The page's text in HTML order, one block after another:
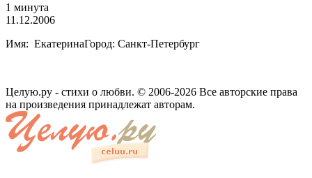
1 минута
11.12.2006
Имя: ЕкатеринаГород: Санкт-Петербург
Целую.ру - стихи о любви. © 2006-2026 Все авторские права
на произведения принадлежат авторам.